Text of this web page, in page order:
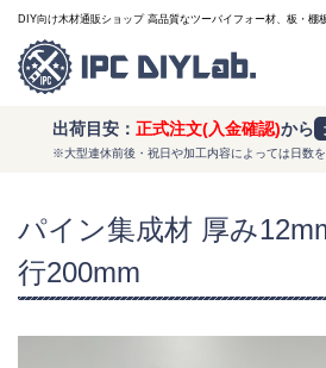
DIY向け木材通販ショップ 高品質なツーバイフォー材、板・棚
出荷目安： 正式注文(入金確認)から
※大型連休前後・祝日や加工内容によっては日数を
パイン集成材 厚み
行200mm